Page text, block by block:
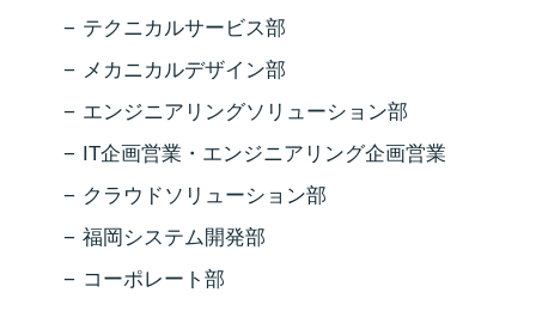
テクニカルサービス部
メカニカルデザイン部
エンジニアリングソリューション部
IT企画営業・エンジニアリング企画営業
クラウドソリューション部
福岡システム開発部
コーポレート部